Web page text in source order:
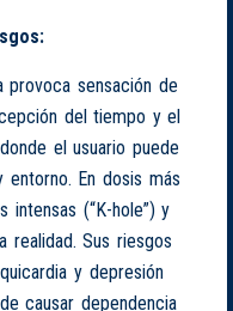
provoca sensación de
del tiempo y el
el usuario puede
En dosis más
intensas (“K-hole”) y
Sus riesgos
y depresión
causar dependencia